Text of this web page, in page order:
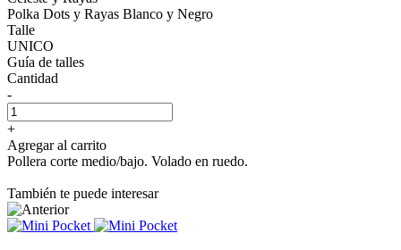
Polka Dots y Rayas Blanco y Negro
Talle
UNICO
Guía de talles
Cantidad
-
+
Agregar al carrito
Pollera corte medio/bajo. Volado en ruedo.
También te puede interesar